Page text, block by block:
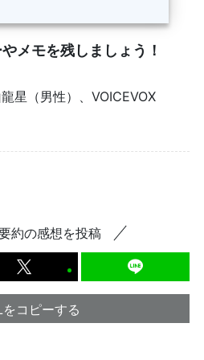
メモを残しましょう！
星（男性）、VOICEVOX
約の感想を投稿
をコピーする